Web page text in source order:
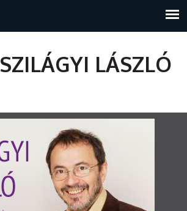
SZILÁGYI LÁSZLÓ